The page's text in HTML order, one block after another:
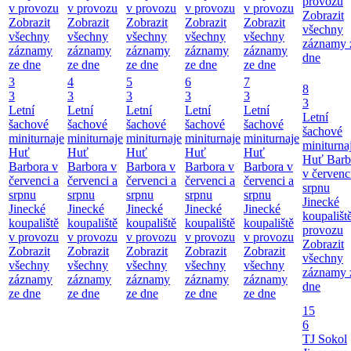
v provozu
Zobrazit
všechny
záznamy
ze dne
v provozu
Zobrazit
všechny
záznamy
ze dne
v provozu
Zobrazit
všechny
záznamy
ze dne
v provozu
Zobrazit
všechny
záznamy
ze dne
v provozu
Zobrazit
všechny
záznamy
ze dne
Zobrazit
všechny
záznamy
dne
3
3
Letní
šachové
miniturnaje
Huť
Barbora v
červenci a
srpnu
Jinecké
koupaliště
v provozu
Zobrazit
všechny
záznamy
ze dne
4
3
Letní
šachové
miniturnaje
Huť
Barbora v
červenci a
srpnu
Jinecké
koupaliště
v provozu
Zobrazit
všechny
záznamy
ze dne
5
3
Letní
šachové
miniturnaje
Huť
Barbora v
červenci a
srpnu
Jinecké
koupaliště
v provozu
Zobrazit
všechny
záznamy
ze dne
6
3
Letní
šachové
miniturnaje
Huť
Barbora v
červenci a
srpnu
Jinecké
koupaliště
v provozu
Zobrazit
všechny
záznamy
ze dne
7
3
Letní
šachové
miniturnaje
Huť
Barbora v
červenci a
srpnu
Jinecké
koupaliště
v provozu
Zobrazit
všechny
záznamy
ze dne
8
3
Letní
šachové
Huť
v
srpnu
Jinecké
provozu
Zobrazit
všechny
záznamy
dne
15
6
TJ Sokol